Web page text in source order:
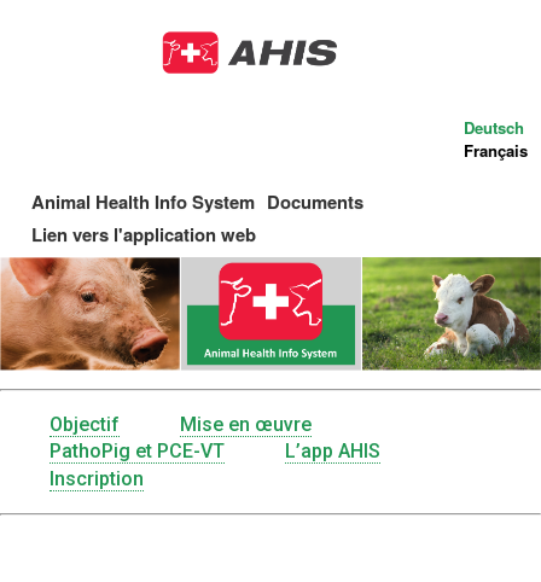
au
Deutsch
Français
Main
navigation
Animal Health Info System Documents
Lien vers l'application web
Menu
AHIS
Objectif
Mise en œuvre
PathoPig et PCE-VT
L’app AHIS
Inscription